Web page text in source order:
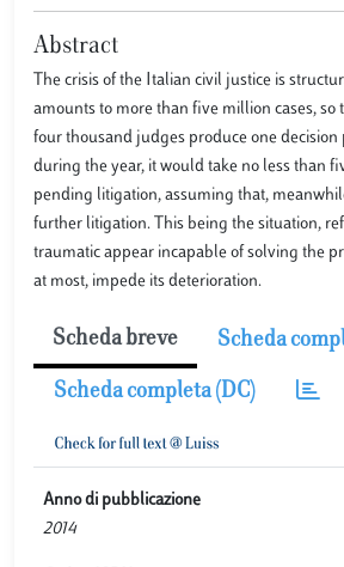
Abstract
The crisis of the Italian civil justice is
amounts to more than five million cases, so
four thousand judges produce one
during the year, it would take no less than
pending litigation, assuming that,
further litigation. This being the situation,
traumatic appear incapable of solving the
at most, impede its deterioration.
Scheda breve Scheda
Scheda completa (DC)
Anno di pubblicazione
2014